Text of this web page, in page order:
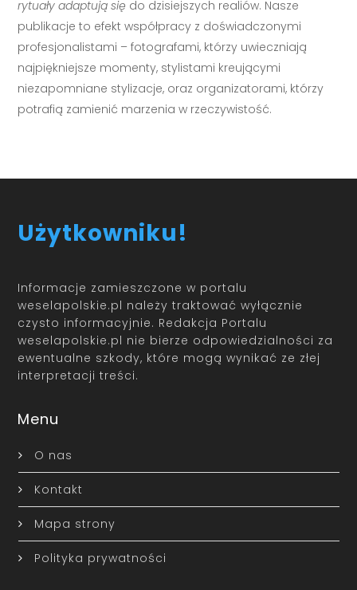
rytuały adaptują się do dzisiejszych realiów. Nasze
publikacje to efekt współpracy z doświadczonymi
profesjonalistami – fotografami, którzy uwieczniają
najpiękniejsze momenty, stylistami kreującymi
niezapomniane stylizacje, oraz organizatorami, którzy
potrafią zamienić marzenia w rzeczywistość.
Użytkowniku!
Informacje zamieszczone w portalu
weselapolskie.pl należy traktować wyłącznie
czysto informacyjnie. Redakcja Portalu
weselapolskie.pl nie bierze odpowiedzialności za
ewentualne szkody, które mogą wynikać ze złej
interpretacji treści.
Menu
O nas
Kontakt
Mapa strony
Polityka prywatności